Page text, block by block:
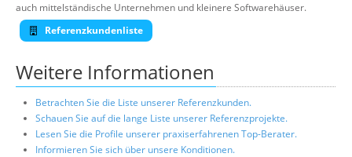
auch mittelständische Unternehmen und kleinere Softwarehäuser.
Referenzkundenliste
Weitere Informationen
Betrachten Sie die Liste unserer Referenzkunden.
Schauen Sie auf die lange Liste unserer Referenzprojekte.
Lesen Sie die Profile unserer praxiserfahrenen Top-Berater.
Informieren Sie sich über unsere Konditionen.